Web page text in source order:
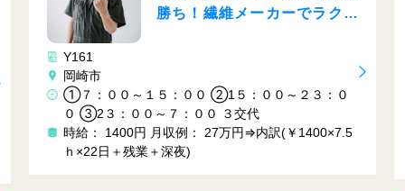
勝ち！繊維メーカーでラクラ
Y161
岡崎市
①７：００～１５：００ ②1５：００～２３：０
０ ③2３：００～７：００ ３交代
時給： 1400円 月収例： 27万円⇒内訳(￥1400×7.5
ｈ×22日＋残業＋深夜)